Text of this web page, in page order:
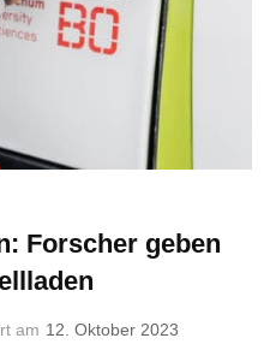
Forscher geben
am 12. Oktober 2023